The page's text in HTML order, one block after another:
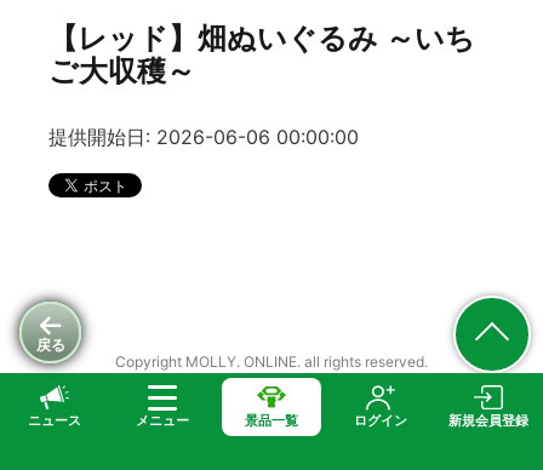
ニュース メニュー 景品一覧 ログイン 新規会員登録
戻る
【レッド】畑ぬいぐるみ ～いち
ご大収穫～
提供開始日: 2026-06-06 00:00:00
Copyright MOLLY. ONLINE. all rights reserved.